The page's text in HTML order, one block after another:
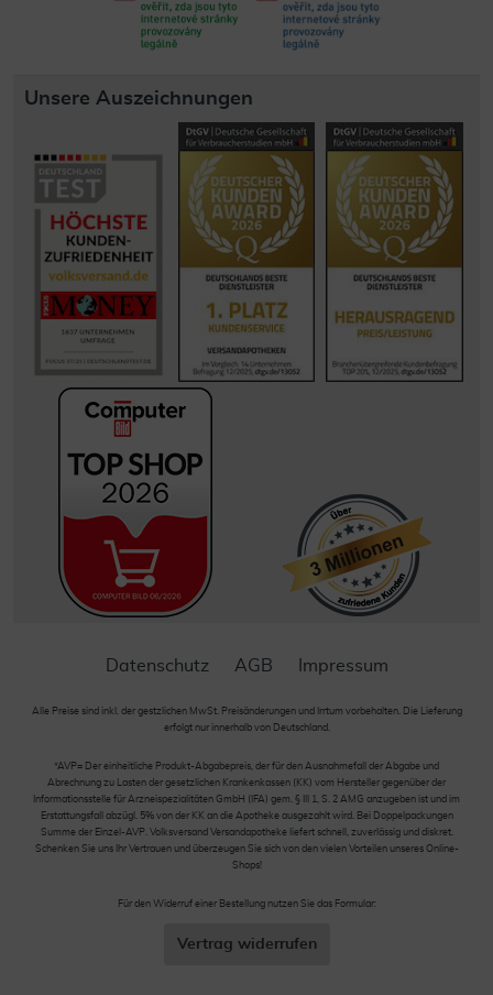
Unsere Auszeichnungen
Datenschutz AGB Impressum
Alle Preise sind inkl. der gestzlichen MwSt. Preisänderungen und Irrtum vorbehalten. Die Lieferung
erfolgt nur innerhalb von Deutschland.
*AVP= Der einheitliche Produkt-Abgabepreis, der für den Ausnahmefall der Abgabe und
Abrechnung zu Lasten der gesetzlichen Krankenkassen (KK) vom Hersteller gegenüber der
Informationsstelle für Arzneispezialitäten GmbH (IFA) gem. § III 1, S. 2 AMG anzugeben ist und im
Erstattungsfall abzügl. 5% von der KK an die Apotheke ausgezahlt wird. Bei Doppelpackungen
Summe der Einzel-AVP. Volksversand Versandapotheke liefert schnell, zuverlässig und diskret.
Schenken Sie uns Ihr Vertrauen und überzeugen Sie sich von den vielen Vorteilen unseres Online-
Shops!
Für den Widerruf einer Bestellung nutzen Sie das Formular:
Vertrag widerrufen